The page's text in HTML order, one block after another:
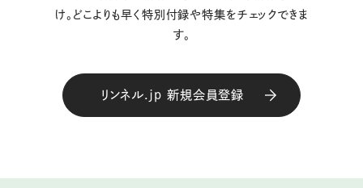
け。どこよりも早く特別付録や特集をチェックできま
す。
リンネル.jp 新規会員登録